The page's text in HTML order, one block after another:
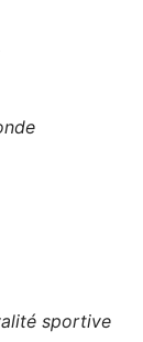
sportive